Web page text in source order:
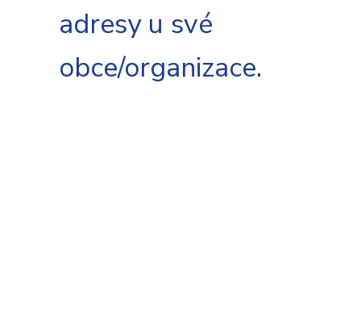
adresy u své
obce/organizace.